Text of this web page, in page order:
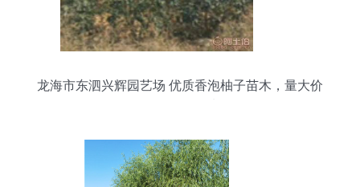
龙海市东泗兴辉园艺场 优质香泡柚子苗木，量大价